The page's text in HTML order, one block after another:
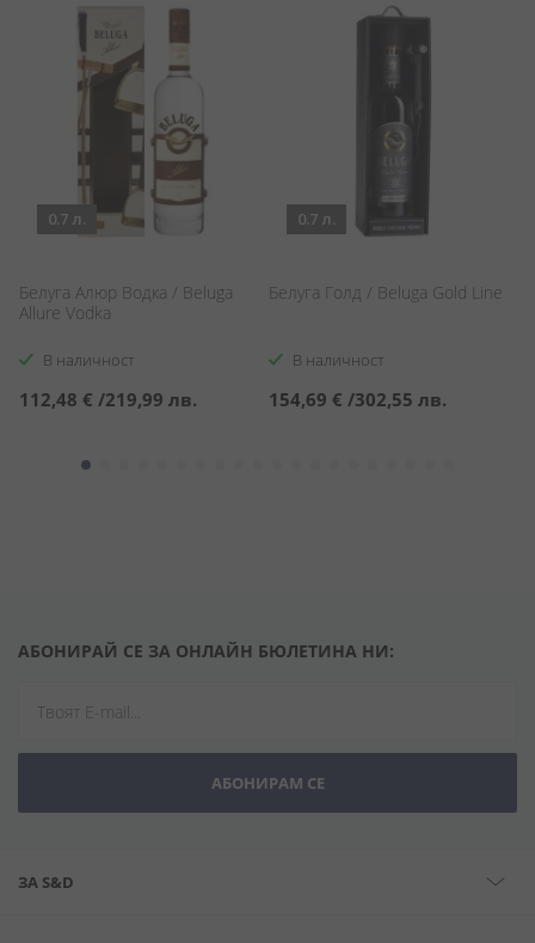
0.7 л.
Белуга Алюр Водка / Beluga
Allure Vodka
В наличност
112,48 € /219,99 лв.
0.7 л.
Белуга Голд / Beluga Gold Line
В наличност
154,69 € /302,55 лв.
АБОНИРАЙ СЕ ЗА ОНЛАЙН БЮЛЕТИНА НИ:
АБОНИРАМ СЕ
ЗА S&D